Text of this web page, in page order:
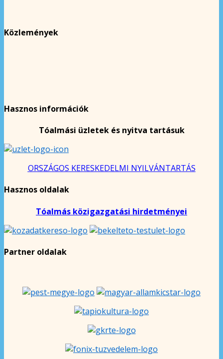
Közlemények
Hasznos információk
Tóalmási üzletek és nyitva tartásuk
ORSZÁGOS KERESKEDELMI NYILVÁNTARTÁS
Hasznos oldalak
Tóalmás közigazgatási hirdetményei
Partner oldalak